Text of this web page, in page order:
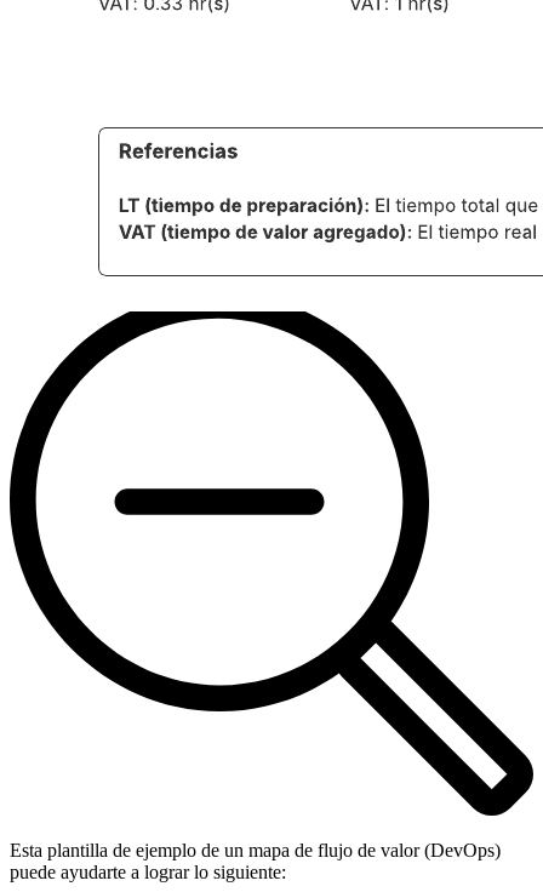
Esta plantilla de ejemplo de un mapa de flujo de valor (DevOps)
puede ayudarte a lograr lo siguiente: